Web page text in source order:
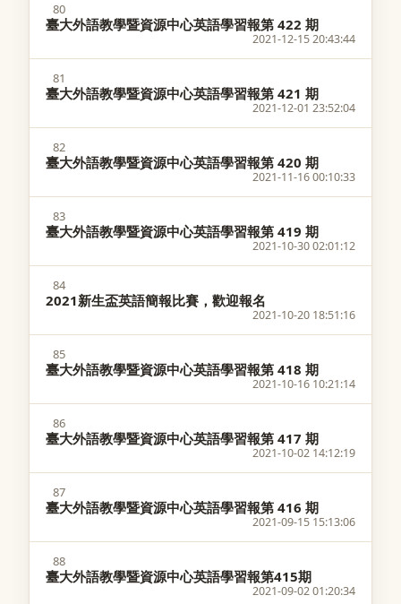
80
臺大外語教學暨資源中心英語學習報第 422 期
2021-12-15 20:43:44
81
臺大外語教學暨資源中心英語學習報第 421 期
2021-12-01 23:52:04
82
臺大外語教學暨資源中心英語學習報第 420 期
2021-11-16 00:10:33
83
臺大外語教學暨資源中心英語學習報第 419 期
2021-10-30 02:01:12
84
2021新生盃英語簡報比賽，歡迎報名
2021-10-20 18:51:16
85
臺大外語教學暨資源中心英語學習報第 418 期
2021-10-16 10:21:14
86
臺大外語教學暨資源中心英語學習報第 417 期
2021-10-02 14:12:19
87
臺大外語教學暨資源中心英語學習報第 416 期
2021-09-15 15:13:06
88
臺大外語教學暨資源中心英語學習報第415期
2021-09-02 01:20:34